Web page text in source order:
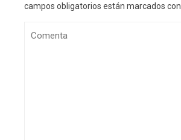
campos obligatorios están marcados con